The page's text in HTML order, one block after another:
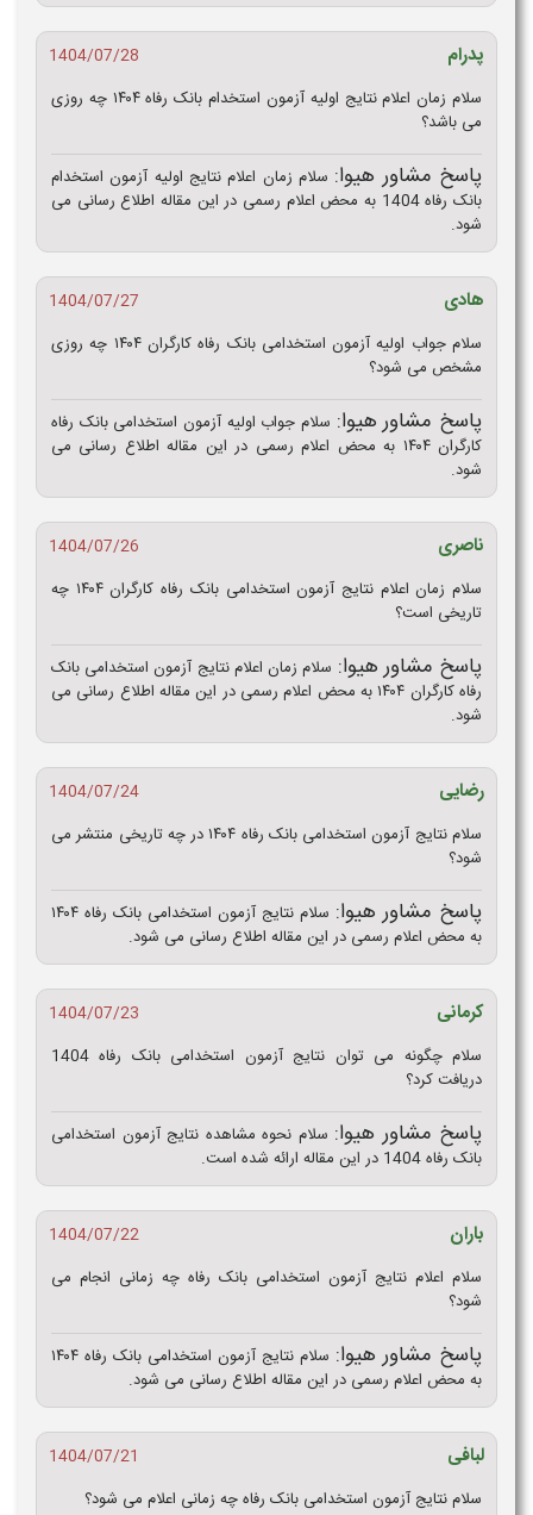
پدرام
1404/07/28
سلام زمان اعلام نتایج اولیه آزمون استخدام بانک رفاه ۱۴۰۴ چه روزی
می باشد؟
پاسخ مشاور هیوا: سلام زمان اعلام نتایج اولیه آزمون استخدام
بانک رفاه 1404 به محض اعلام رسمی در این مقاله اطلاع رسانی می
شود.
هادی
1404/07/27
سلام جواب اولیه آزمون استخدامی بانک رفاه کارگران ۱۴۰۴ چه روزی
مشخص می شود؟
پاسخ مشاور هیوا: سلام جواب اولیه آزمون استخدامی بانک رفاه
کارگران ۱۴۰۴ به محض اعلام رسمی در این مقاله اطلاع رسانی می
شود.
ناصری
1404/07/26
سلام زمان اعلام نتایج آزمون استخدامی بانک رفاه کارگران ۱۴۰۴ چه
تاریخی است؟
پاسخ مشاور هیوا: سلام زمان اعلام نتایج آزمون استخدامی بانک
رفاه کارگران ۱۴۰۴ به محض اعلام رسمی در این مقاله اطلاع رسانی می
شود.
رضایی
1404/07/24
سلام نتایج آزمون استخدامی بانک رفاه ۱۴۰۴ در چه تاریخی منتشر می
شود؟
پاسخ مشاور هیوا:
سلام نتایج آزمون استخدامی بانک رفاه ۱۴۰۴
به محض اعلام رسمی در این مقاله اطلاع رسانی می شود.
کرمانی
1404/07/23
سلام چگونه می توان نتایج آزمون استخدامی بانک رفاه 1404
دریافت کرد؟
پاسخ مشاور هیوا: سلام نحوه مشاهده نتایج آزمون استخدامی
بانک رفاه 1404 در این مقاله ارائه شده است.
باران
1404/07/22
سلام اعلام نتایج آزمون استخدامی بانک رفاه چه زمانی انجام می
شود؟
پاسخ مشاور هیوا:
سلام نتایج آزمون استخدامی بانک رفاه ۱۴۰۴
به محض اعلام رسمی در این مقاله اطلاع رسانی می شود.
لبافی
1404/07/21
سلام نتایج آزمون استخدامی بانک رفاه چه زمانی اعلام می شود؟